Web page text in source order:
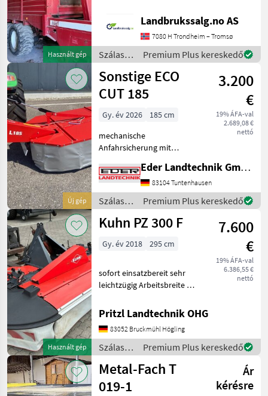
Használt gép
provide reference number
upon request: 9506 See
en.landbrukssalg.no/9506
for more images Specif
Landbrukssalg.no AS
7080 H Trondheim – Tromsø
Szálastakarmány
betakarítók
/ Stoll
Premium Plus kereskedő
Új gép
Sonstige ECO
CUT 185
3.200
€
19% ÁFA-val
2.689,08 €
nettó
Gy. év 2026
185 cm
mechanische
Anfahrsicherung mit
Schnitthöhenverstellung
mithilfe von Distanzringen
auf den Mähteller Schlüssel
für Messerschnellwechsel
Arbe
Eder Landtechnik GmbH
83104 Tuntenhausen
Szálastakarmány
betakarítók
/
Premium Plus kereskedő
Használt gép
Kuhn PZ 300 F
7.600
€
19% ÁFA-val
6.386,55 €
nettó
Gy. év 2018 295 cm
sofort einsatzbereit sehr
leichtzügig Arbeitsbreite 2,
1000U/min. 4 Trommeln
Schnitthöhenverstellung 2
Federn für Entlastung
Gelenkwelle Frontkasza,
Pritzl Landtechnik OHG
83052 Bruckmühl Högling
Szálastakarmány
betakarítók
/ Kuhn
Premium Plus kereskedő
Metal-Fach T
019-1
Ár
kérésre